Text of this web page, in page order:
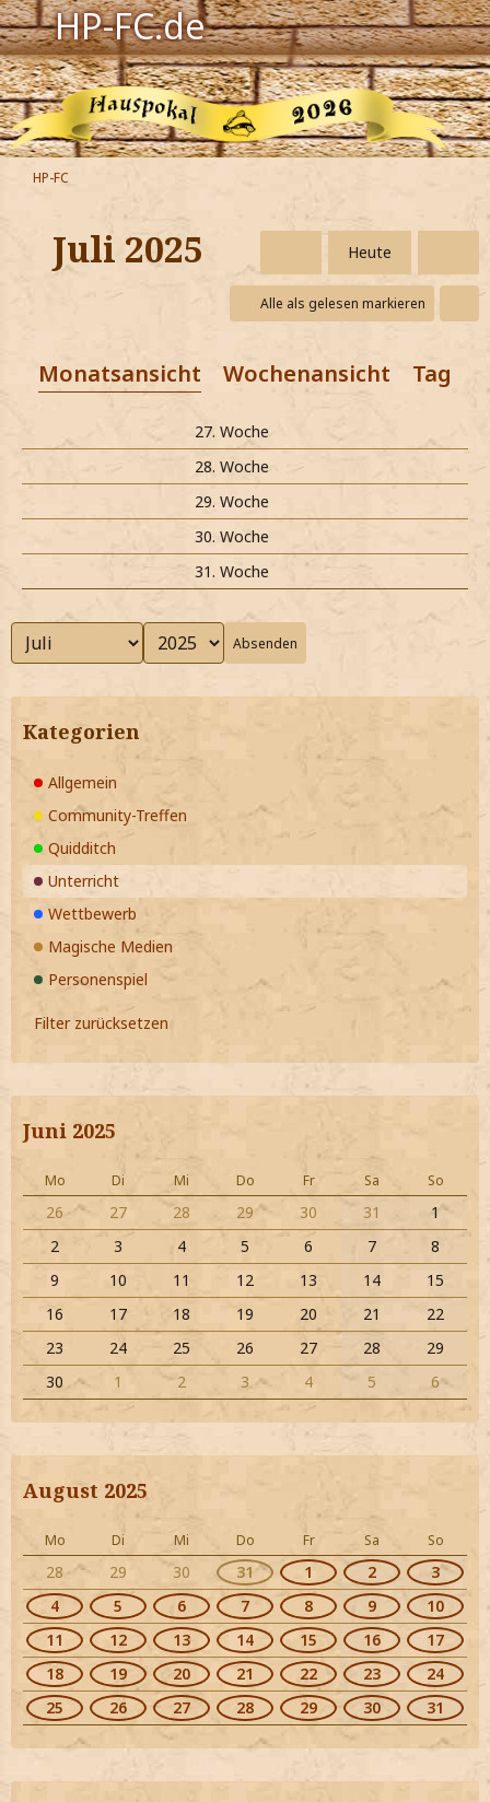
HP-FC.de
Navigation
Harry Potter
Der HP-FC
Hogwarts
Zauberwelt
Willkommen
Jetzt Fanclub-Mitglied werden!
HP-FC
Juli 2025 Heute
Alle als gelesen markieren
Monatsansicht Wochenansicht
27. Woche
28. Woche
29. Woche
30. Woche
31. Woche
Absenden
Kategorien
Allgemein
Community-Treffen
Quidditch
Unterricht
Wettbewerb
Magische Medien
Personenspiel
Filter zurücksetzen
Juni 2025
Mo Di Mi Do Fr Sa So
26 27 28 29 30 31
1
2
3 4 5 6 7
8
9
10 11 12 13 14
15
16
17 18 19 20 21
22
23
24 25 26 27 28
29
30
1 2 3 4 5 6
August 2025
Mo Di Mi Do Fr Sa So
28 29 30 31 1 2
3
4
5 6 7 8 9
10
11
12 13 14 15 16
17
18
19 20 21 22 23
24
25
26 27 28 29 30 31